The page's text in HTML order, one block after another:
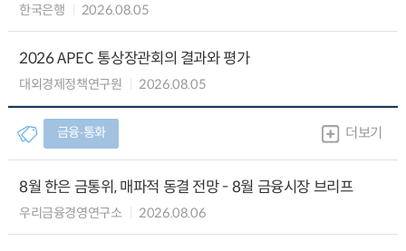
한국은행 2026.08.05
2026 APEC 통상장관회의 결과와 평가
대외경제정책연구원 2026.08.05
금융∙통화 더보기
8월 한은 금통위, 매파적 동결 전망 - 8월 금융시장 브리프
우리금융경영연구소 2026.08.06